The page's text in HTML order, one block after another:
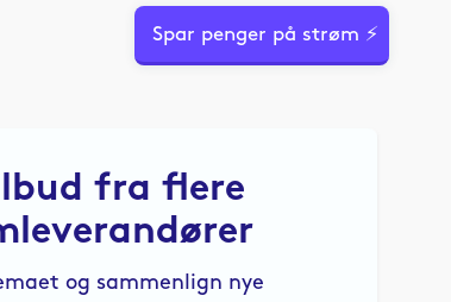
Spar penger på strøm ⚡
fra flere
og sammenlign nye